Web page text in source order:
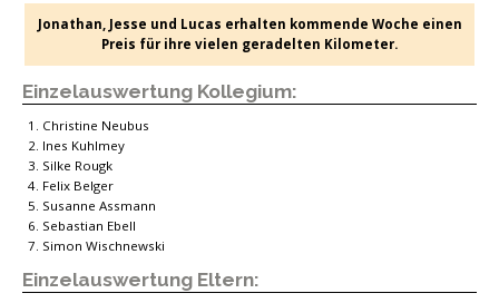
Jonathan, Jesse und Lucas erhalten kommende Woche einen
Preis für ihre vielen geradelten Kilometer.
Einzelauswertung Kollegium:
Christine Neubus
Ines Kuhlmey
Silke Rougk
Felix Belger
Susanne Assmann
Sebastian Ebell
Simon Wischnewski
Einzelauswertung Eltern: